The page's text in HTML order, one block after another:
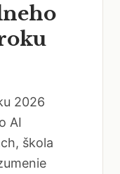
2026
AI
škola